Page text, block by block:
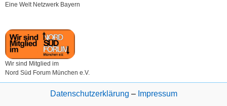
Eine Welt Netzwerk Bayern
Wir sind Mitglied im
Nord Süd Forum München e.V.
Datenschutzerklärung – Impressum